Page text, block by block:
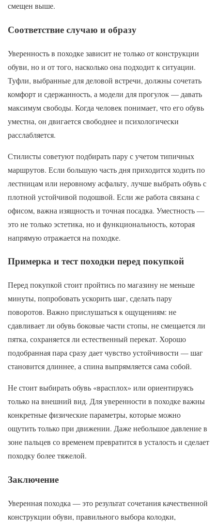
смещен выше.
Соответствие случаю и образу
Уверенность в походке зависит не только от конструкции
обуви, но и от того, насколько она подходит к ситуации.
Туфли, выбранные для деловой встречи, должны сочетать
комфорт и сдержанность, а модели для прогулок — давать
максимум свободы. Когда человек понимает, что его обувь
уместна, он двигается свободнее и психологически
расслабляется.
Стилисты советуют подбирать пару с учетом типичных
маршрутов. Если большую часть дня приходится ходить по
лестницам или неровному асфальту, лучше выбрать обувь с
плотной устойчивой подошвой. Если же работа связана с
офисом, важна изящность и точная посадка. Уместность —
это не только эстетика, но и функциональность, которая
напрямую отражается на походке.
Примерка и тест походки перед покупкой
Перед покупкой стоит пройтись по магазину не меньше
минуты, попробовать ускорить шаг, сделать пару
поворотов. Важно прислушаться к ощущениям: не
сдавливает ли обувь боковые части стопы, не смещается ли
пятка, сохраняется ли естественный перекат. Хорошо
подобранная пара сразу дает чувство устойчивости — шаг
становится длиннее, а спина выпрямляется сама собой.
Не стоит выбирать обувь «врасплох» или ориентируясь
только на внешний вид. Для уверенности в походке важны
конкретные физические параметры, которые можно
ощутить только при движении. Даже небольшое давление в
зоне пальцев со временем превратится в усталость и сделает
походку более тяжелой.
Заключение
Уверенная походка — это результат сочетания качественной
конструкции обуви, правильного выбора колодки,